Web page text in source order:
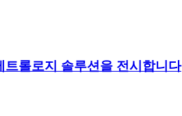
롤로지 솔루션을 전시합니다